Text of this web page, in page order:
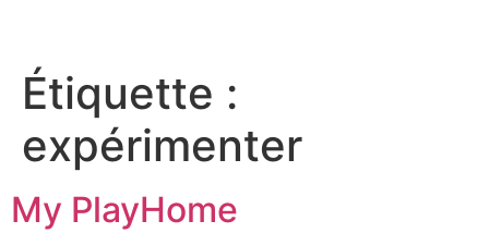
Étiquette :
expérimenter
My PlayHome